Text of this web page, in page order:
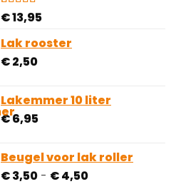
Gewaardeerd
op 5
gebaseerd
op
1
klantbeoordeling
€13,95
Lak rooster
€2,50
Lakemmer 10 liter
€6,95
Beugel voor lak roller
€3,50 - €4,50Prijsklasse: